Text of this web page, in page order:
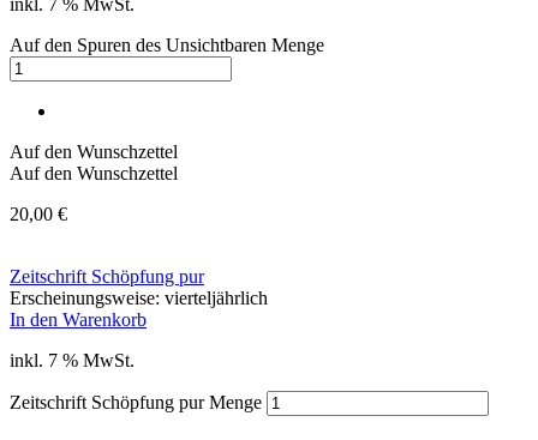
inkl. 7 % MwSt.
Auf den Spuren des Unsichtbaren Menge
Auf den Wunschzettel
Auf den Wunschzettel
20,00 €
Zeitschrift Schöpfung pur
Erscheinungsweise: vierteljährlich
In den Warenkorb
inkl. 7 % MwSt.
Zeitschrift Schöpfung pur Menge